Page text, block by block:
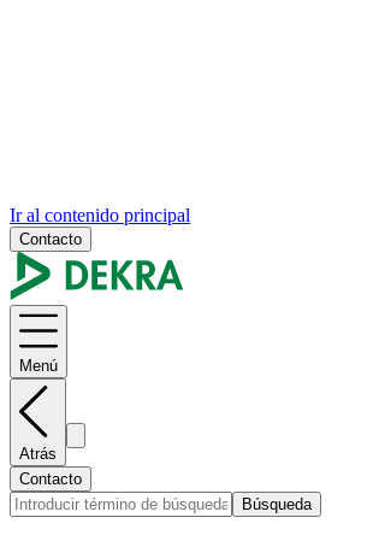
Ir al contenido principal
Contacto
Menú
Atrás
Contacto
Búsqueda